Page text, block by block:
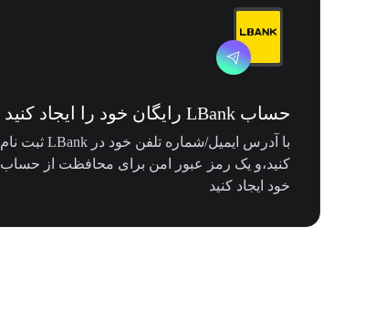
حساب LBank رایگان خود را ایجاد کنید
با آدرس ایمیل/شماره تلفن خود در LBank ثبت نام
کنید،و یک رمز عبور امن برای محافظت از حساب
خود ایجاد کنید